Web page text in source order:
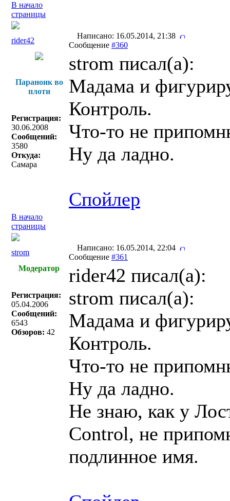
В начало
страницы
rider42
Написано: 16.05.2014, 21:38
Сообщение #360
Параноик во
плоти
Регистрация:
30.06.2008
Сообщений:
3580
Откуда:
Самара
strom писал(a):
Мадама и
Контроль.
Что-то не
Ну да ладно.
Спойлер
В начало
страницы
strom
Написано: 16.05.2014, 22:04
Сообщение #361
Модератор
Регистрация:
05.04.2006
Сообщений:
6543
Обзоров: 42
rider42 писал(a):
strom писал(a):
Мадама и
Контроль.
Что-то не
Ну да ладно.
Не знаю, как у
Control, не
подлинное имя.